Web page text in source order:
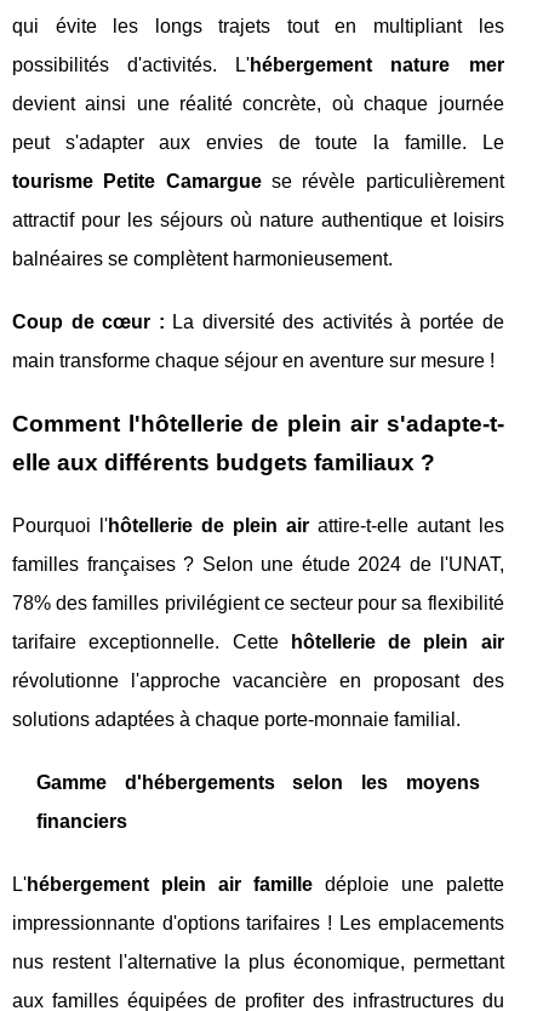
qui évite les longs trajets tout en multipliant les
possibilités d'activités. L'hébergement nature mer
devient ainsi une réalité concrète, où chaque journée
peut s'adapter aux envies de toute la famille. Le
tourisme Petite Camarguese révèle particulièrement
attractif pour les séjours où nature authentique et loisirs
balnéaires se complètent harmonieusement.
Coup de cœur : La diversité des activités à portée de
main transforme chaque séjour en aventure sur mesure !
Comment l'hôtellerie de plein air s'adapte-t-
elle aux différents budgets familiaux ?
Pourquoi l'hôtellerie de plein airattire-t-elle autant les
familles françaises ? Selon une étude 2024 de l'UNAT,
78% des familles privilégient ce secteur pour sa flexibilité
tarifaire exceptionnelle. Cette
hôtellerie de plein air
révolutionne l'approche vacancière en proposant des
solutions adaptées à chaque porte-monnaie familial.
Gamme d'hébergements selon les moyens
financiers
L'hébergement plein air familledéploie une palette
impressionnante d'options tarifaires ! Les emplacements
nus restent l'alternative la plus économique, permettant
aux familles équipées de profiter des infrastructures du